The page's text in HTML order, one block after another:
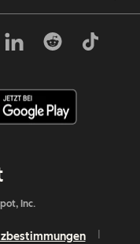
Inc.